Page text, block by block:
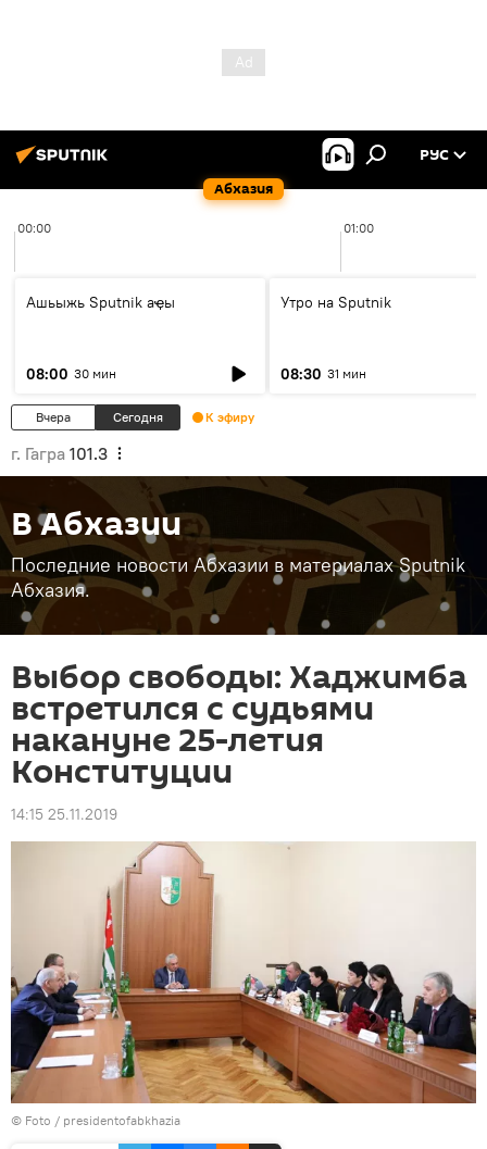
Абхазия
РУС
00:00 01:00
Ашьыжь Sputnik аҿы
08:00 30 мин
Утро на Sputnik
08:30 31 мин
Вчера Сегодня К эфиру
г. Гагра 101.3
В Абхазии
Последние новости Абхазии в материалах Sputnik
Абхазия.
Выбор свободы: Хаджимба
встретился с судьями
накануне 25-летия
Конституции
14:15 25.11.2019
© Foto / presidentofabkhazia